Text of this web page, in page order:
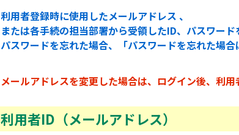
利用者登録時に使用したメールアドレス 、
または各手続の担当部署から受領したID、パスワード
パスワードを忘れた場合、「パスワードを忘れた場合
メールアドレスを変更した場合は、ログイン後、利
利用者ID（メールアドレス）